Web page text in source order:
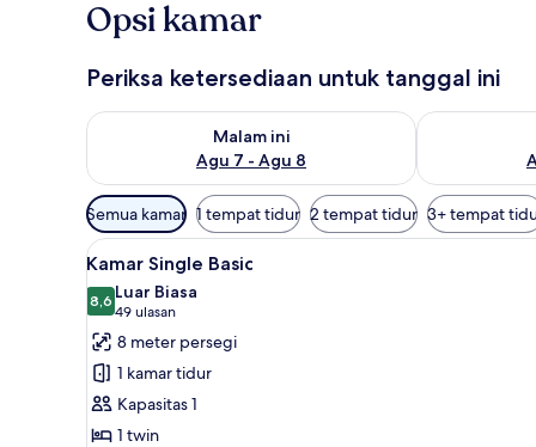
Opsi kamar
Periksa ketersediaan untuk tanggal ini
Malam ini
Agu 7 - Agu 8
Periksa ketersediaan untuk malam ini Agu 7 - Agu 8
Periksa
Filter
tersedia
untuk
kamar
Semua kamar 1 tempat tidur 2 tempat tidur 3+ tempat
Lihat
semua
foto
untuk
Kamar
Single
Basic
Kamar Single Basic | Selimut
5
Kamar Single Basic
8,68,6 dari 10
Luar Biasa
49 ulasan
(49
ulasan)
8 meter persegi
1 kamar tidur
Kapasitas 1
1 twin